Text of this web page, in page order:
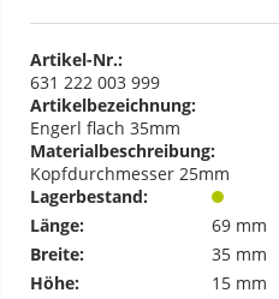
Artikel-Nr.:
631 222 003 999
Artikelbezeichnung:
Engerl flach 35mm
Materialbeschreibung:
Kopfdurchmesser 25mm
Lagerbestand:
Länge:
69 mm
Breite:
35 mm
Höhe:
15 mm